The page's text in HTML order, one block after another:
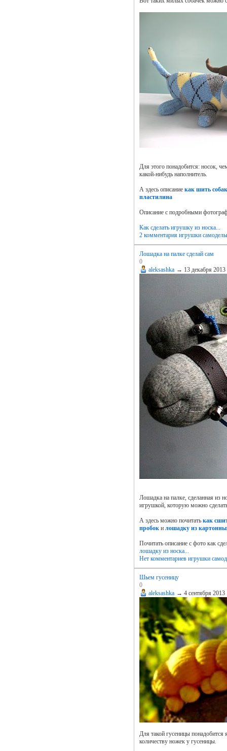
Для этого понадобится: носок,
какой-нибудь наполнитель.
А здесь описаниекак шить
пластилина
Описание с подробными
Как сделать игрушку из носка...
2 комментария игрушки
Лошадка на палке сделай сам
0
aleksashka → 13 декабря 2013
Лошадка на палке, сделанная из
игрушкой, которую можно
А здесь можно почитатькак
пробок илошадку из
Почитать описание с фото как
лошадку из носка...
Нет комментариев игрушки
Шьем гусеницу
0
aleksashka →4 сентября 2013
Для такой гусеницы
количеству ножек у гусеницы.